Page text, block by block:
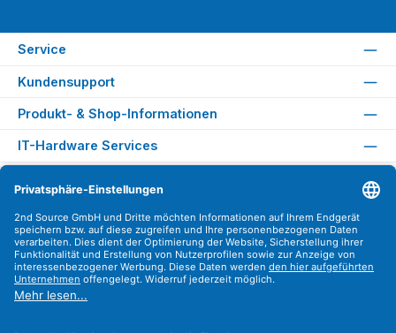
Service
Kundensupport
Produkt- & Shop-Informationen
IT-Hardware Services
Versandarten
Zahlungsarten
Sicher Einkaufen
Find us on